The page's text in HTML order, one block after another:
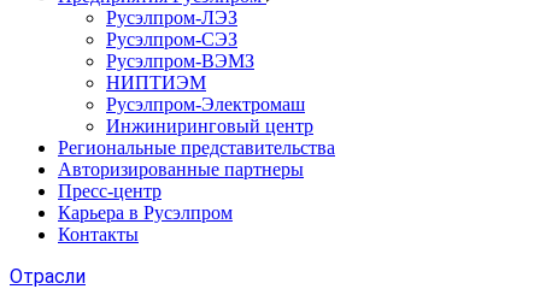
Русэлпром-ЛЭЗ
Русэлпром-СЭЗ
Русэлпром-ВЭМЗ
НИПТИЭМ
Русэлпром-Электромаш
Инжиниринговый центр
Региональные представительства
Авторизированные партнеры
Пресс-центр
Карьера в Русэлпром
Контакты
Отрасли